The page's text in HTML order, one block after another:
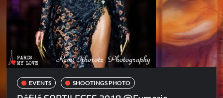
EVENTS SHOOTINGS PHOTO